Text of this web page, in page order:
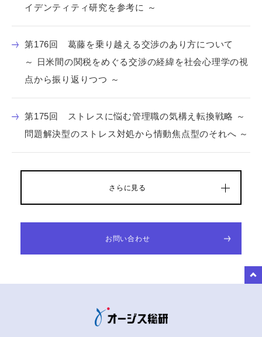
イデンティティ研究を参考に ～
第176回 葛藤を乗り越える交渉のあり方について
～ 日米間の関税をめぐる交渉の経緯を社会心理学の視
点から振り返りつつ ～
第175回 ストレスに悩む管理職の気構え転換戦略 ～
問題解決型のストレス対処から情動焦点型のそれへ ～
さらに見る
お問い合わせ